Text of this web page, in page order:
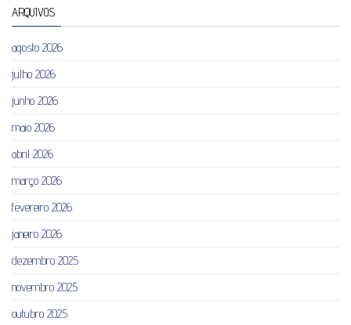
ARQUIVOS
agosto 2026
julho 2026
junho 2026
maio 2026
abril 2026
março 2026
fevereiro 2026
janeiro 2026
dezembro 2025
novembro 2025
outubro 2025